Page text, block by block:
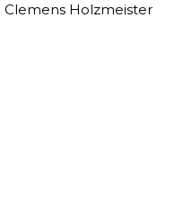
Clemens Holzmeister